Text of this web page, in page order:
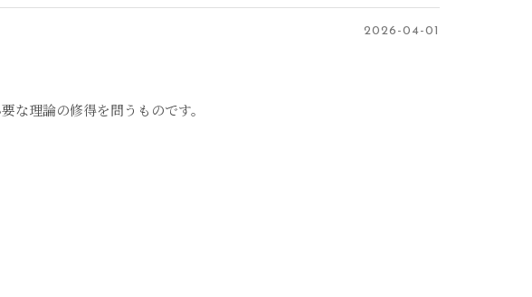
2026-04-01
な理論の修得を問うものです。